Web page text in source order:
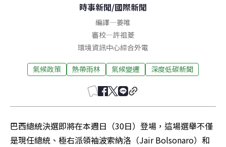
時事新聞/國際新聞
編譯—姜唯
審校—許祖菱
環境資訊中心綜合外電
氣候政策 熱帶雨林 氣候變遷 深度低碳新聞
巴西總統決選即將在本週日（30日）登場，這場選舉不僅
是現任總統、極右派領袖波索納洛（Jair Bolsonaro）和